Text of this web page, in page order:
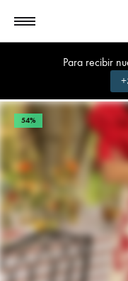
Para recibir
54%